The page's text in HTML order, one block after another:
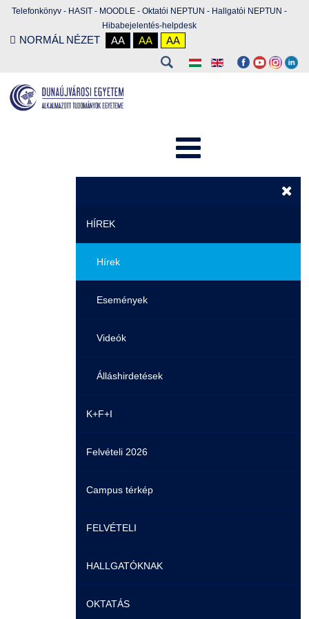
Telefonkönyv - HASIT - MOODLE - Oktatói NEPTUN - Hallgatói NEPTUN -
Hibabejelentés-helpdesk
NORMÁL NÉZET AA AA AA
HÍREK
Hírek
Események
Videók
Álláshirdetések
K+F+I
Felvételi 2026
Campus térkép
FELVÉTELI
Pontozási rendszer szabályai
Felvetteknek
HALLGATÓKNAK
Képzéseink
OKTATÁS